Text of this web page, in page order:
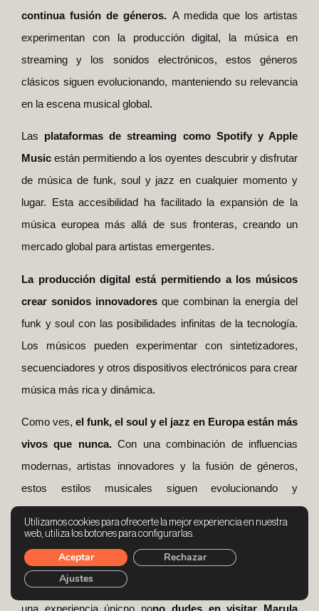
continua fusión de géneros. A medida que los artistas
experimentan con la producción digital, la música en
streaming y los sonidos electrónicos, estos géneros
clásicos siguen evolucionando, manteniendo su relevancia
en la escena musical global.
Las plataformas de streaming como Spotify y Apple
Music están permitiendo a los oyentes descubrir y disfrutar
de música de funk, soul y jazz en cualquier momento y
lugar. Esta accesibilidad ha facilitado la expansión de la
música europea más allá de sus fronteras, creando un
mercado global para artistas emergentes.
La producción digital está permitiendo a los músicos
crear sonidos innovadores que combinan la energía del
funk y soul con las posibilidades infinitas de la tecnología.
Los músicos pueden experimentar con sintetizadores,
secuenciadores y otros dispositivos electrónicos para crear
música más rica y dinámica.
Como ves, el funk, el soul y el jazz en Europa están más
vivos que nunca.Con una combinación de influencias
modernas, artistas innovadores y la fusión de géneros,
estos estilos musicales siguen evolucionando y
internacionales hasta colaboraciones únicas, el futuro de
estos géneros está lleno de creatividad y posibilidades.
Si te apasiona la música de estos géneros y quieres vivir
Utilizamos cookies para ofrecerte la mejor experiencia en nuestra
web, utiliza los botones para configurarlas.
Aceptar
Rechazar
Ajustes